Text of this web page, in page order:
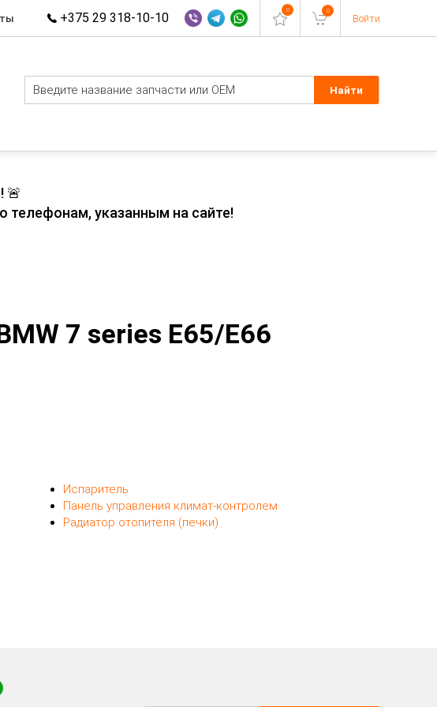
+375 29 318-10-10 0 0
Войти
🚨
телефонам, указанным на сайте!
7 series E65/E66
Испаритель
Панель управления климат-контролем
Радиатор отопителя (печки)